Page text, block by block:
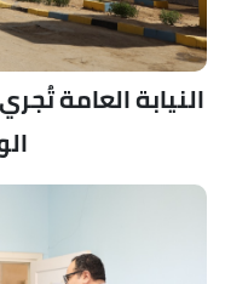
النيابة العامة